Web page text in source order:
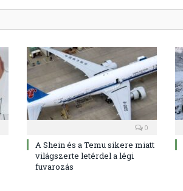
0
A Shein és a Temu sikere miatt
világszerte letérdel a légi
fuvarozás